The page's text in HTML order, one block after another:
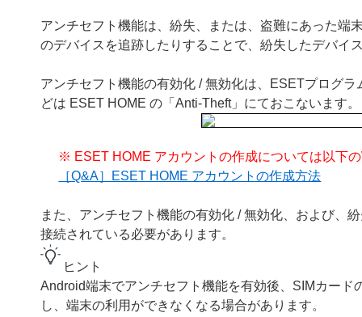
アンチセフト機能は、紛失、または、盗難にあった端
のデバイスを追跡したりすることで、紛失したデバイ
アンチセフト機能の有効化 / 無効化は、ESETプログ
どは ESET HOME の「Anti-Theft」にておこないま
※ ESET HOME アカウントの作成については以下
［Q&A］ESET HOME アカウントの作成方法
また、アンチセフト機能の有効化 / 無効化、および、
接続されている必要があります。
ヒント
Android端末でアンチセフト機能を有効後、SIMカー
し、端末の利用ができなくなる場合があります。